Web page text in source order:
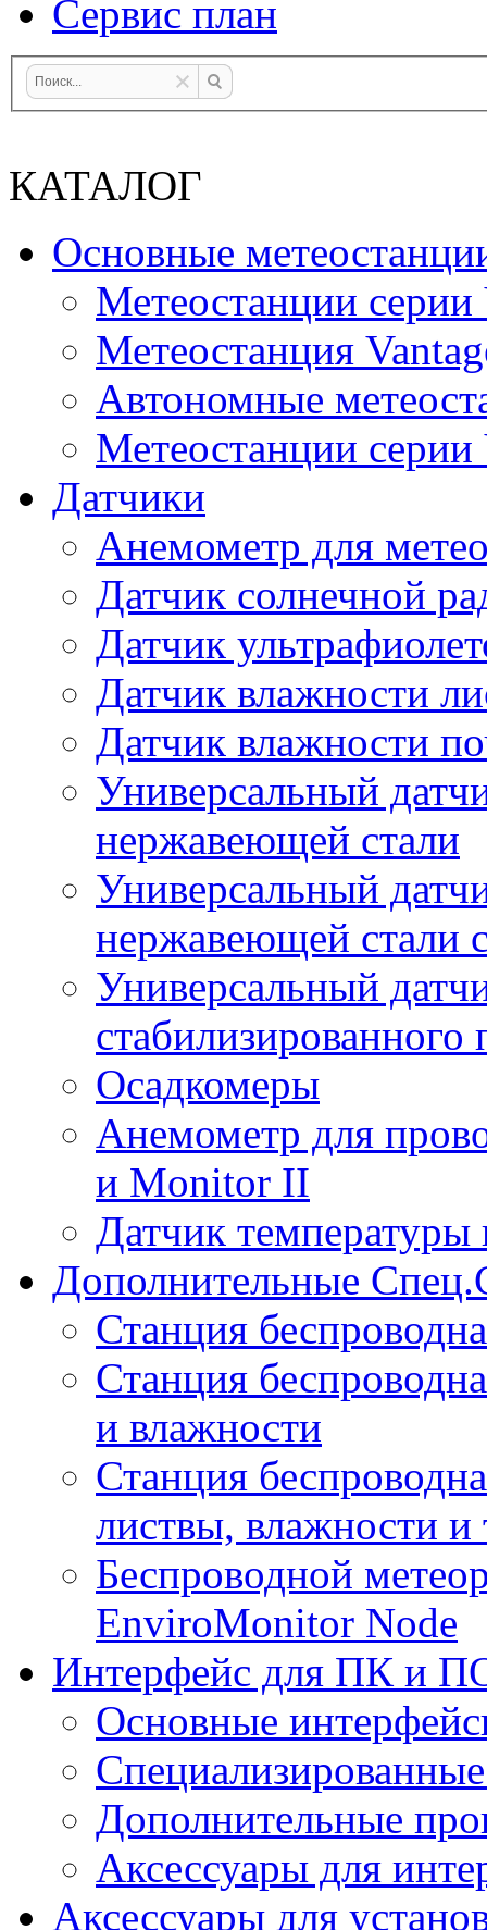
Сервис план
КАТАЛОГ
Основные
Метеостанции
Метеостанция
Автономные
Метеостанции серии
Датчики
Анемометр для
Датчик солнечной
Датчик
Датчик влажности
Датчик влажности
Универсальный
нержавеющей стали
Универсальный
нержавеющей стали
Универсальный
стабилизированного
Осадкомеры
Анемометр для
и Monitor II
Датчик температуры
Дополнительные
Станция
Станция
и влажности
Станция
листвы, влажности
Беспроводной
EnviroMonitor Node
Интерфейс для ПК и
Основные
Дополнительные
Аксессуары для
Аксессуары для